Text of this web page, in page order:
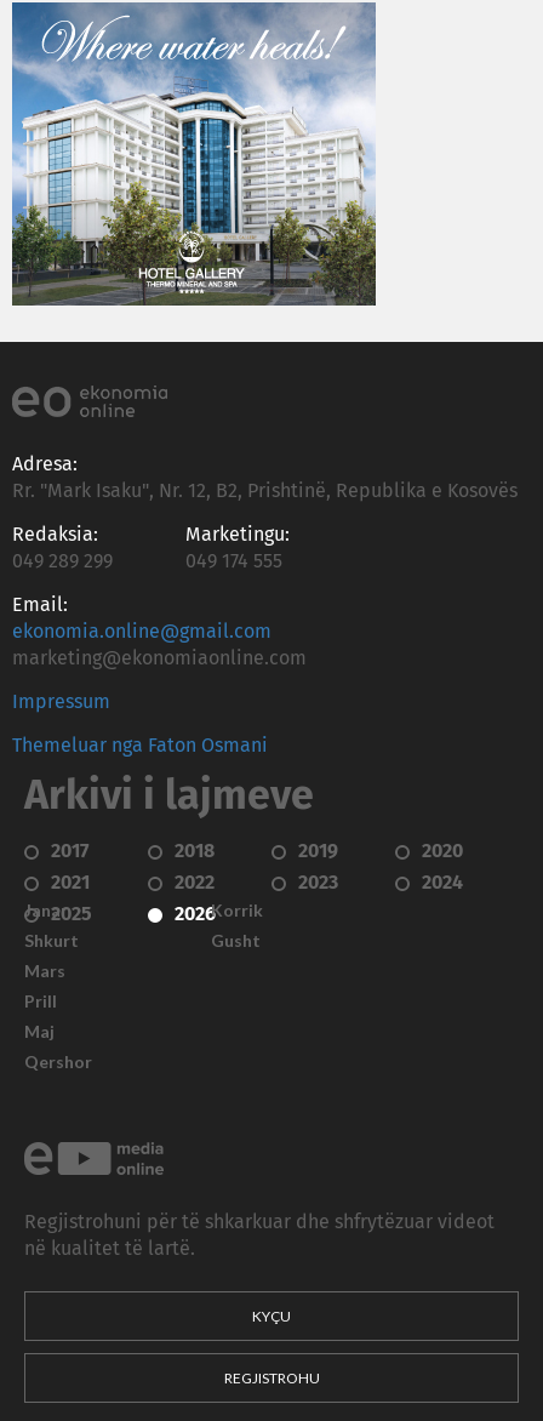
Adresa:
Rr. "Mark Isaku", Nr. 12, B2, Prishtinë, Republika e Kosovës
Redaksia:
049 289 299
Marketingu:
049 174 555
Email:
ekonomia.online@gmail.com
marketing@ekonomiaonline.com
Impressum
Themeluar nga Faton Osmani
Arkivi i lajmeve
2017 2018 2019
2020
2021
2022 2023
2024
2025
2026
Janar
Shkurt
Mars
Prill
Maj
Qershor
Korrik
Gusht
Regjistrohuni për të shkarkuar dhe shfrytëzuar videot
në kualitet të lartë.
KYÇU
REGJISTROHU